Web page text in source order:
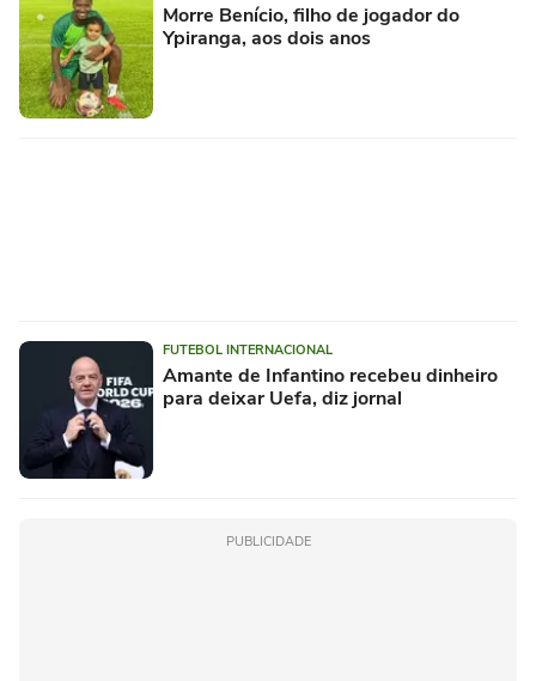
Morre Benício, filho de jogador do
Ypiranga, aos dois anos
FUTEBOL INTERNACIONAL
Amante de Infantino recebeu dinheiro
para deixar Uefa, diz jornal
PUBLICIDADE